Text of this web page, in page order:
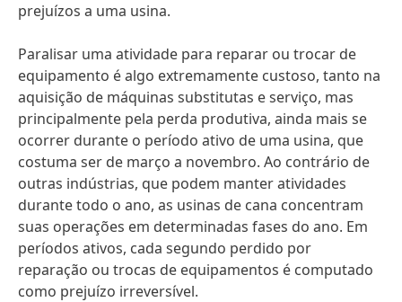
prejuízos a uma usina.
Paralisar uma atividade para reparar ou trocar de
equipamento é algo extremamente custoso, tanto na
aquisição de máquinas substitutas e serviço, mas
principalmente pela perda produtiva, ainda mais se
ocorrer durante o período ativo de uma usina, que
costuma ser de março a novembro. Ao contrário de
outras indústrias, que podem manter atividades
durante todo o ano, as usinas de cana concentram
suas operações em determinadas fases do ano. Em
períodos ativos, cada segundo perdido por
reparação ou trocas de equipamentos é computado
como prejuízo irreversível.